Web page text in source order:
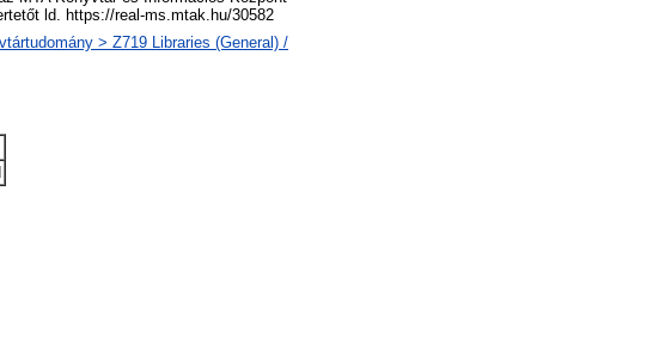
ld. https://real-ms.mtak.hu/30582
> Z719 Libraries (General) /